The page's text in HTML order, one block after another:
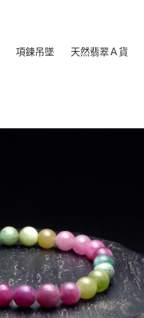
項鍊吊墜 天然翡翠Ａ貨